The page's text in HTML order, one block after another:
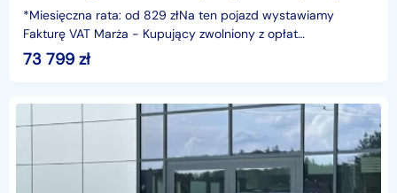
*Miesięczna rata: od 829 złNa ten pojazd wystawiamy
Fakturę VAT Marża - Kupujący zwolniony z opłat
skarbowych.Gwarancja: 6 miesięcy.Cechy szczególne:Silnik
benz
73 799 zł